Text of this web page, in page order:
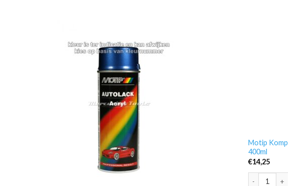
Motip
400ml
€14,25
Motip